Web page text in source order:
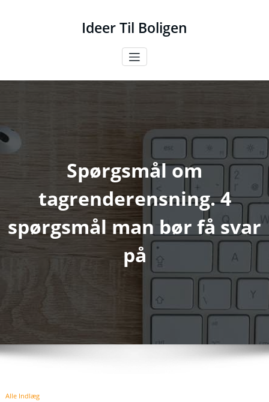
Ideer Til Boligen
Spørgsmål om
tagrenderensning. 4
spørgsmål man bør få svar
på
Alle Indlæg